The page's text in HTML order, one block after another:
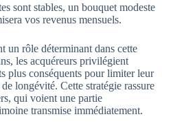
sont stables, un bouquet modeste
vos revenus mensuels.
un rôle déterminant dans cette
les acquéreurs privilégient
plus conséquents pour limiter leur
longévité. Cette stratégie rassure
qui voient une partie
transmise immédiatement.